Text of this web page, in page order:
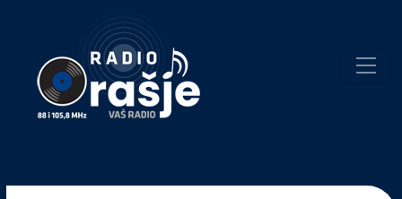
website!